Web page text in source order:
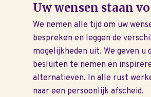
Uw wensen staan
We nemen alle tijd om uw
bespreken en leggen de
mogelijkheden uit. We geven u
besluiten te nemen en
alternatieven. In alle rust
naar een persoonlijk afscheid.